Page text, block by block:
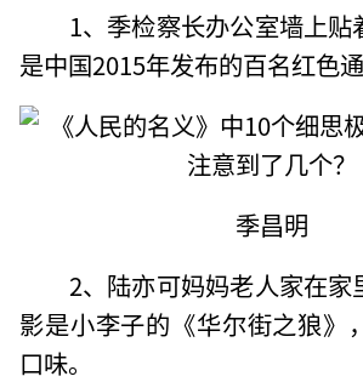
1、季检察长办公室墙上贴
是中国2015年发布的百名红色通
季昌明
2、陆亦可妈妈老人家在
影是小李子的《华尔街之狼》
口味。